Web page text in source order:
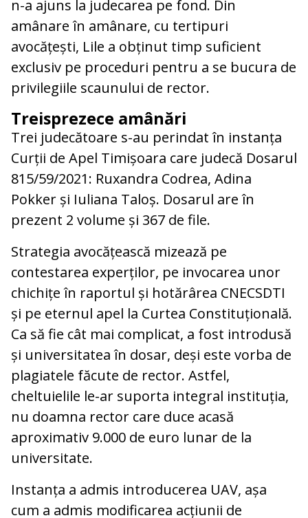
n-a ajuns la judecarea pe fond. Din
amânare în amânare, cu tertipuri
avocățești, Lile a obținut timp suficient
exclusiv pe proceduri pentru a se bucura de
privilegiile scaunului de rector.
Treisprezece amânări
Trei judecătoare s-au perindat în instanța
Curții de Apel Timișoara care judecă Dosarul
815/59/2021: Ruxandra Codrea, Adina
Pokker și Iuliana Taloș. Dosarul are în
prezent 2 volume și 367 de file.
Strategia avocățească mizează pe
contestarea experților, pe invocarea unor
chichițe în raportul și hotărârea CNECSDTI
și pe eternul apel la Curtea Constituțională.
Ca să fie cât mai complicat, a fost introdusă
și universitatea în dosar, deși este vorba de
plagiatele făcute de rector. Astfel,
cheltuielile le-ar suporta integral instituția,
nu doamna rector care duce acasă
aproximativ 9.000 de euro lunar de la
universitate.
Instanța a admis introducerea UAV, așa
cum a admis modificarea acțiunii de